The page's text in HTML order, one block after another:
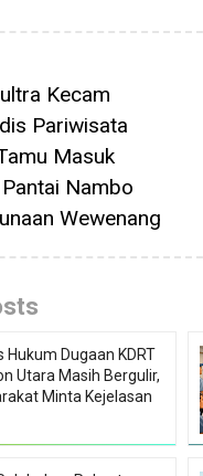
Kecam
Pariwisata
Masuk
Nambo
Wewenang
Hukum Dugaan KDRT
Utara Masih Bergulir,
Minta Kejelasan